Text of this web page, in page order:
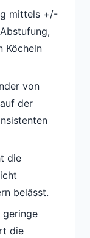
mittels +/-
Köcheln
von
der
die
belässt.
geringe
die